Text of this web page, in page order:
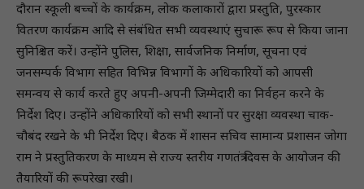
दौरान स्कूली बच्चों के कार्यक्रम, लोक कलाकारों द्वारा प्रस्तुति, पुरस्कार
वितरण कार्यक्रम आदि से संबंधित सभी व्यवस्थाएं सुचारू रूप से किया जाना
सुनिश्चित करें। उन्होंने पुलिस, शिक्षा, सार्वजनिक निर्माण, सूचना एवं
जनसम्पर्क विभाग सहित विभिन्न विभागों के अधिकारियों को आपसी
समन्वय से कार्य करते हुए अपनी-अपनी जिम्मेदारी का निर्वहन करने के
निर्देश दिए। उन्होंने अधिकारियों को सभी स्थानों पर सुरक्षा व्यवस्था चाक-
चौबंद रखने के भी निर्देश दिए। बैठक में शासन सचिव सामान्य प्रशासन जोगा
राम ने प्रस्तुतिकरण के माध्यम से राज्य स्तरीय गणतंत्र दिवस के आयोजन की
तैयारियों की रूपरेखा रखी।